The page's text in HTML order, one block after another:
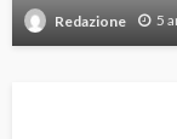
Redazione 5